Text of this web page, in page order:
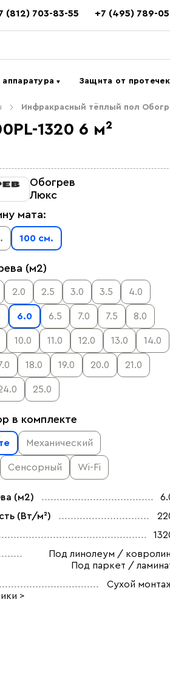
(812) 703-83-55 +7 (495) 789-
аппаратура▼ Защита от
Инфракрасный тёплый пол
1320 6 м²
Обогрев
Люкс
мата:
100 см.
(м2)
2.0 2.5 3.0 3.5 4.0
6.0 6.5 7.0 7.5 8.0
10.0 11.0 12.0 13.0 14.0
18.0 19.0 20.0 21.0
25.0
в комплекте
Механический
Сенсорный Wi-Fi
(м2)
(Вт/м²)
Под линолеум / ковролин,
Под паркет /
Сухой
>